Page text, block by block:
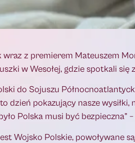
z premierem Mateuszem
w Wesołej, gdzie spotkali się
do Sojuszu
dzień pokazujący nasze wysiłki,
Polska musi być bezpieczna” –
Wojsko Polskie, powoływane